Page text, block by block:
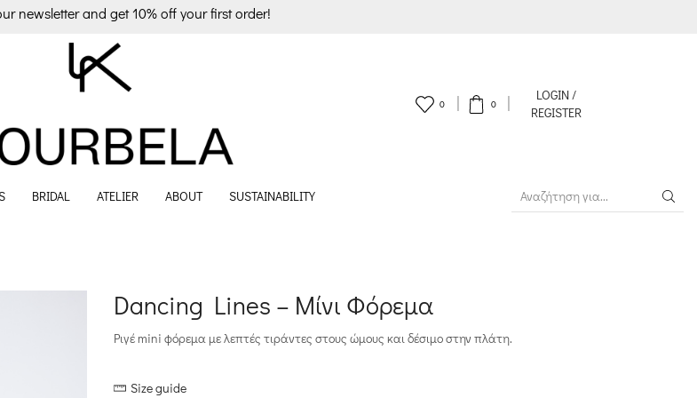
newsletter and get 10% off your first order!
0 0
LOGIN /
REGISTER
BRIDAL ATELIER ABOUT SUSTAINABILITY
SEARCH
Dancing Lines – Μίνι Φόρεμα
Ριγέ mini φόρεμα με λεπτές τιράντες στους ώμους και δέσιμο στην πλάτη.
Size guide